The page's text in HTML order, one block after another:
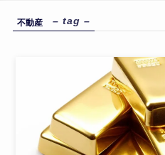
不動産 – tag –